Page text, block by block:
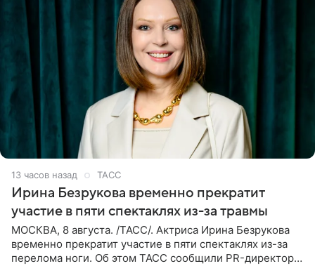
13 часов назад ТАСС
Ирина Безрукова временно прекратит
участие в пяти спектаклях из-за травмы
МОСКВА, 8 августа. /ТАСС/. Актриса Ирина Безрукова
временно прекратит участие в пяти спектаклях из-за
перелома ноги. Об этом ТАСС сообщили PR-директор